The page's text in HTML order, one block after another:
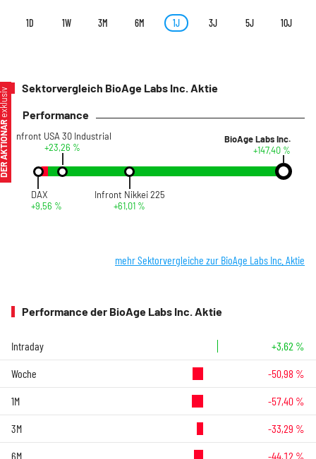
1D 1W 3M 6M 1J 3J 5J 10J
Sektorvergleich BioAge Labs Inc. Aktie
Performance
DAX
+9,56 %
Infront USA 30 Industrial
+23,26 %
Infront Nikkei 225
+61,01 %
BioAge Labs Inc.
+147,40 %
mehr Sektorvergleiche zur BioAge Labs Inc. Aktie
Performance der BioAge Labs Inc. Aktie
Intraday +3,62 %
Woche -50,98 %
1M -57,40 %
3M -33,29 %
6M -44,12 %